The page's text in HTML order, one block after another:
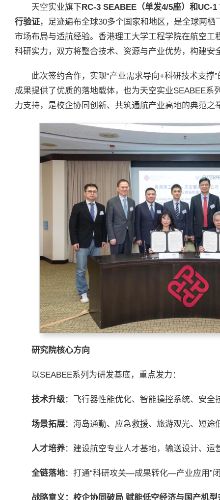
天空实业旗下 RC-3 SEABEE （单发4/5座）和 UC-1
行验证，足迹遍布全球30多个国家和地区，是全球两
市场布局与适航经验。香港理工大学工程学院在航空
科研实力，双方将整合技术、资源与产业优势，构建安
此次签约合作，实现“产业需求导向+科研技术支
成果提供了优质的落地载体，也为天空实业SEABEE
力支持，是校企协同创新、共筑通航产业高地的典范之
研究院核心方向
以SEABEE系列为研发基底，重点发力：
技术升级：飞行器性能优化、智能操控系统、安全
场景拓展：海岛通勤、应急救援、旅游观光、短途
人才培养：建设航空专业人才基地，输送设计、运
全链落地：打通“科研攻关—成果转化—产业应用”
战略意义：校企协同破局 赋能低空经济与国产机型